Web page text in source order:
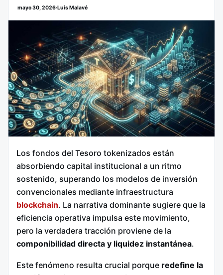
mayo 30, 2026·Luis Malavé
Los fondos del Tesoro tokenizados están
absorbiendo capital institucional a un ritmo
sostenido, superando los modelos de inversión
convencionales mediante infraestructura
blockchain. La narrativa dominante sugiere que la
eficiencia operativa impulsa este movimiento,
pero la verdadera tracción proviene de la
componibilidad directa y liquidez instantánea.
Este fenómeno resulta crucial porque redefine la